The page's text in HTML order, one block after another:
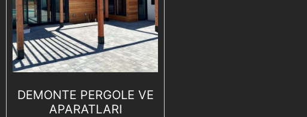
DEMONTE PERGOLE VE
APARATLARI